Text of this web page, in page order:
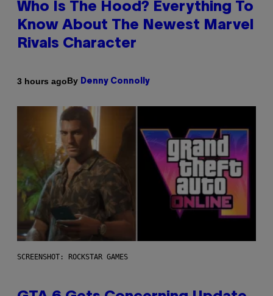
Who Is The Hood? Everything To
Know About The Newest Marvel
Rivals Character
3 hours agoBy Denny Connolly
SCREENSHOT: ROCKSTAR GAMES